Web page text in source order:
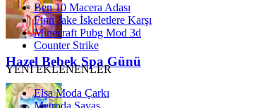
Hazel Bebek Spa Günü
Ben 10 Macera Adası
Finn Jake İskeletlere Karşı
Minecraft Pubg Mod 3d
Counter Strike
YENİ EKLENENLER
Elsa Moda Çarkı
Metroda Savaş